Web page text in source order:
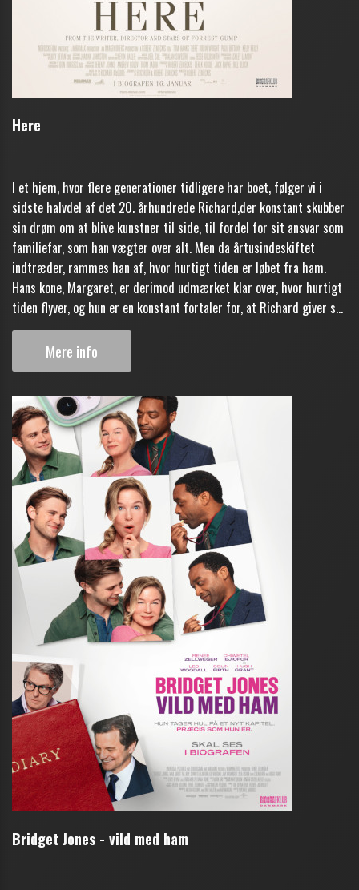
Here
I et hjem, hvor flere generationer tidligere har boet, følger vi i
sidste halvdel af det 20. århundrede Richard,der konstant skubber
sin drøm om at blive kunstner til side, til fordel for sit ansvar som
familiefar, som han vægter over alt. Men da årtusindeskiftet
indtræder, rammes han af, hvor hurtigt tiden er løbet fra ham.
Hans kone, Margaret, er derimod udmærket klar over, hvor hurtigt
tiden flyver, og hun er en konstant fortaler for, at Richard giver s...
Mere info
Bridget Jones - vild med ham